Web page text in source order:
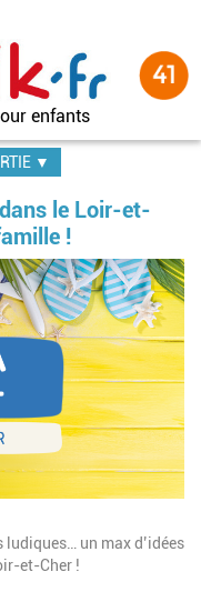
enfants
▼
le Loir-et-
!
un max d’idées
et-Cher !